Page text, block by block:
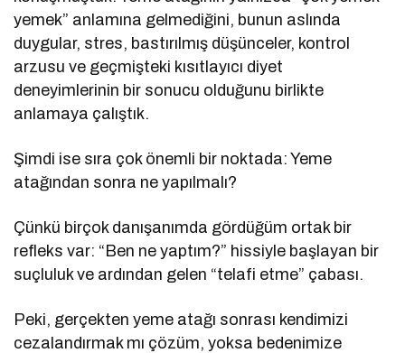
yemek” anlamına gelmediğini, bunun aslında
duygular, stres, bastırılmış düşünceler, kontrol
arzusu ve geçmişteki kısıtlayıcı diyet
deneyimlerinin bir sonucu olduğunu birlikte
anlamaya çalıştık.
Şimdi ise sıra çok önemli bir noktada: Yeme
atağından sonra ne yapılmalı?
Çünkü birçok danışanımda gördüğüm ortak bir
refleks var: “Ben ne yaptım?” hissiyle başlayan bir
suçluluk ve ardından gelen “telafi etme” çabası.
Peki, gerçekten yeme atağı sonrası kendimizi
cezalandırmak mı çözüm, yoksa bedenimize